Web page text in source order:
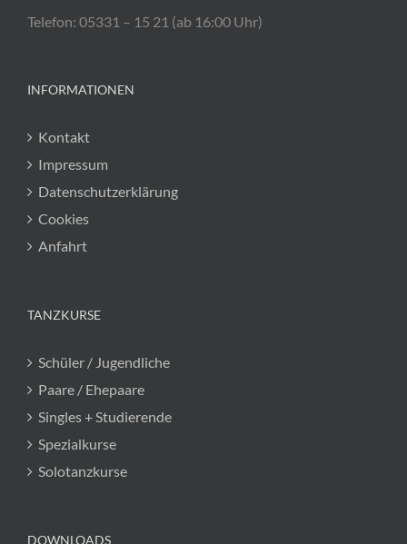
Telefon: 05331 – 15 21 (ab 16:00 Uhr)
INFORMATIONEN
Kontakt
Impressum
Datenschutzerklärung
Cookies
Anfahrt
TANZKURSE
Schüler / Jugendliche
Paare / Ehepaare
Singles + Studierende
Spezialkurse
Solotanzkurse
DOWNLOADS